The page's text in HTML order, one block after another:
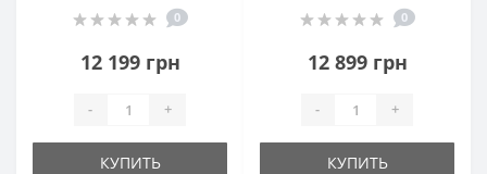
0
12 199 грн
- +
КУПИТЬ
0
12 899 грн
- +
КУПИТЬ